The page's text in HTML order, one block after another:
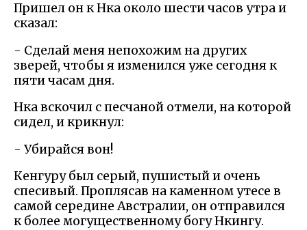
Пришел он к Нка около шести часов утра и
сказал:
- Сделай меня непохожим на других
зверей, чтобы я изменился уже сегодня к
пяти часам дня.
Нка вскочил с песчаной отмели, на которой
сидел, и крикнул:
- Убирайся вон!
Кенгуру был серый, пушистый и очень
спесивый. Проплясав на каменном утесе в
самой середине Австралии, он отправился
к более могущественному богу Нкингу.